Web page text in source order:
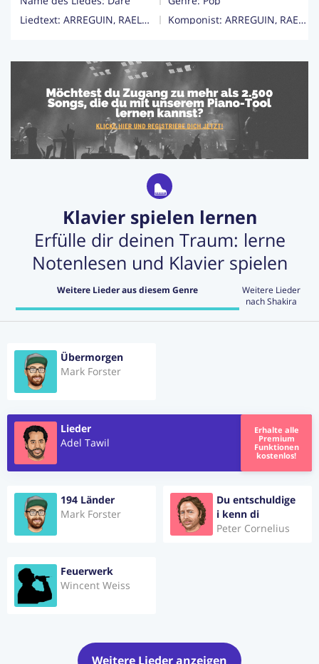
Liedtext: ARREGUIN, RAELENE / CONTE, JOHN JOSEPH JR / GOTTWALD, LUKASZ / JOMPHE-LEPINE, MATHIEU / MAX, MARTIN / RIPOLL, SHAKIRA ISABEL MEBARAK / SINGH, JAY / WALTER, HENRY RUSSELL
Komponist: ARREGUIN, RAELENE / CONTE, JOHN JOSEPH JR / GOTTWALD, LUKASZ / JOMPHE-LEPINE, MATHIEU / MAX, MARTIN / RIPOLL, SHAKIRA ISABEL MEBARAK / SINGH, JAY / WALTER, HENRY RUSSELL
Klavier spielen lernen
Erfülle dir deinen Traum: lerne
Notenlesen und Klavier spielen
Weitere Lieder aus diesem Genre
Weitere Lieder
nach Shakira
Übermorgen
Mark Forster
Erhalte alle
Premium
Funktionen
kostenlos!
Lieder
Adel Tawil
194 Länder
Mark Forster
Du entschuldige
i kenn di
Peter Cornelius
Feuerwerk
Wincent Weiss
Weitere Lieder anzeigen